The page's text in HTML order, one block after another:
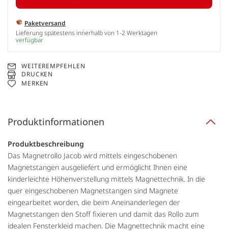
Paketversand
Lieferung spätestens innerhalb von 1-2 Werktagen
verfügbar
WEITEREMPFEHLEN
DRUCKEN
MERKEN
Produktinformationen
Produktbeschreibung
Das Magnetrollo Jacob wird mittels eingeschobenen
Magnetstangen ausgeliefert und ermöglicht Ihnen eine
kinderleichte Höhenverstellung mittels Magnettechnik. In die
quer eingeschobenen Magnetstangen sind Magnete
eingearbeitet worden, die beim Aneinanderlegen der
Magnetstangen den Stoff fixieren und damit das Rollo zum
idealen Fensterkleid machen. Die Magnettechnik macht eine